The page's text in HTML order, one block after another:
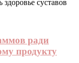
суставов
ради
продукту